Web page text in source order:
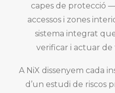
capes de protecció
accessos i zones
sistema integrat
verificar i actuar
A NiX dissenyem cada
d’un estudi de riscos